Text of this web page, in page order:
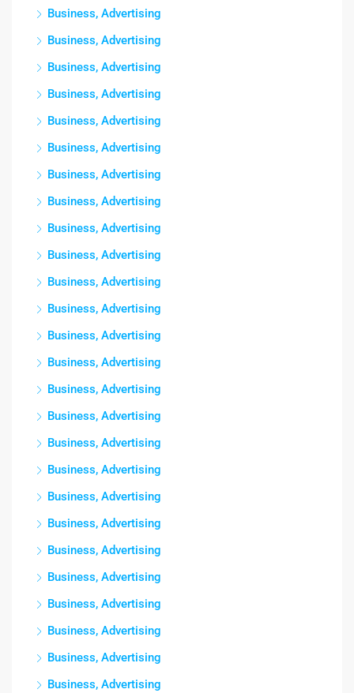
Business, Advertising
Business, Advertising
Business, Advertising
Business, Advertising
Business, Advertising
Business, Advertising
Business, Advertising
Business, Advertising
Business, Advertising
Business, Advertising
Business, Advertising
Business, Advertising
Business, Advertising
Business, Advertising
Business, Advertising
Business, Advertising
Business, Advertising
Business, Advertising
Business, Advertising
Business, Advertising
Business, Advertising
Business, Advertising
Business, Advertising
Business, Advertising
Business, Advertising
Business, Advertising